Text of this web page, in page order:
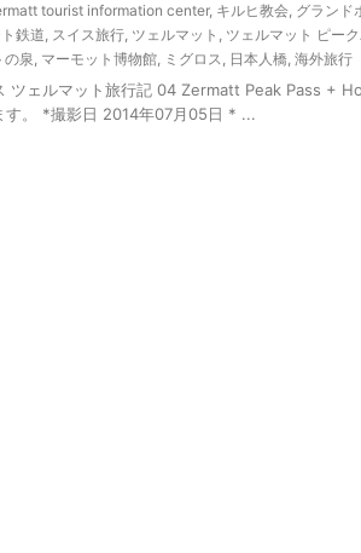
tourist information center, キルヒ教会, グランド
鉄道, スイス旅行, ツェルマット , ツェルマット ピー
の泉, マーモット博物館, ミグロス, 日本人橋, 海外旅行
ツェルマット旅行記 04 Zermatt Peak Pass +
す。 *撮影日 2014年07月05日 * ...